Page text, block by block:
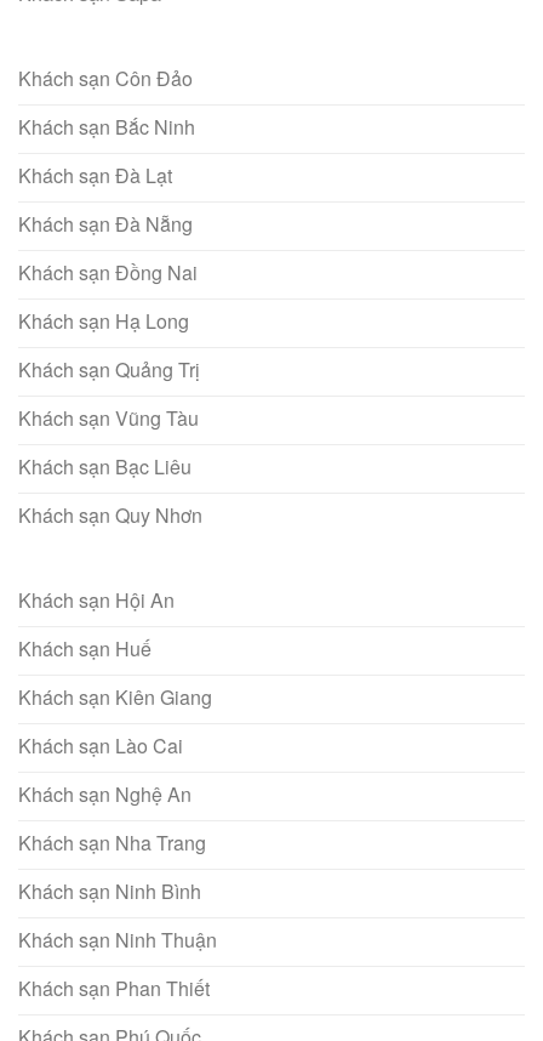
Khách sạn Côn Đảo
Khách sạn Bắc Ninh
Khách sạn Đà Lạt
Khách sạn Đà Nẵng
Khách sạn Đồng Nai
Khách sạn Hạ Long
Khách sạn Quảng Trị
Khách sạn Vũng Tàu
Khách sạn Bạc Liêu
Khách sạn Quy Nhơn
Khách sạn Hội An
Khách sạn Huế
Khách sạn Kiên Giang
Khách sạn Lào Cai
Khách sạn Nghệ An
Khách sạn Nha Trang
Khách sạn Ninh Bình
Khách sạn Ninh Thuận
Khách sạn Phan Thiết